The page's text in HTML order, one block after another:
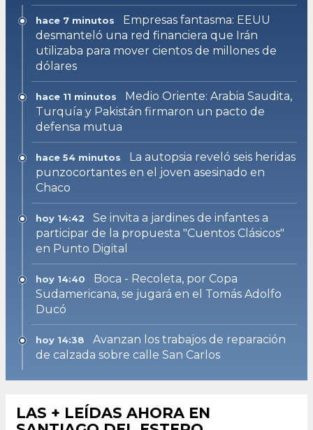
hace 7 minutos
Empresas fantasma: EEUU
desmanteló una red financiera que Irán
utilizaba para mover cientos de millones de
dólares
hace 11 minutos
Medio Oriente: Arabia Saudita,
Turquía y Pakistán firmaron un pacto de
defensa mutua
hace 54 minutos
La autopsia reveló seis heridas
punzocortantes en el joven asesinado en
Chaco
hoy 14:42
Se invita a jardines de infantes a
participar de la propuesta "Cuentos Clásicos"
en Punto Digital
hoy 14:40
Boca - Recoleta, por Copa
Sudamericana, se jugará en el Tomás Adolfo
Ducó
hoy 14:38
Avanzan los trabajos de reparación
de calzada sobre calle San Carlos
LAS + LEÍDAS AHORA EN